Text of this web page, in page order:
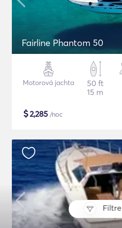
Filtre
Fairline Phantom 50
Motorová jachta
50 ft
15 m
$2,285 /noc